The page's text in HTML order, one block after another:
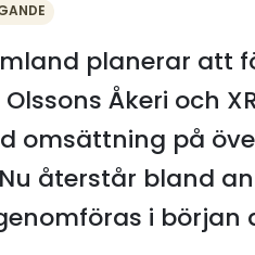
planerar att
Åkeri och
omsättning på
återstår bland
i början